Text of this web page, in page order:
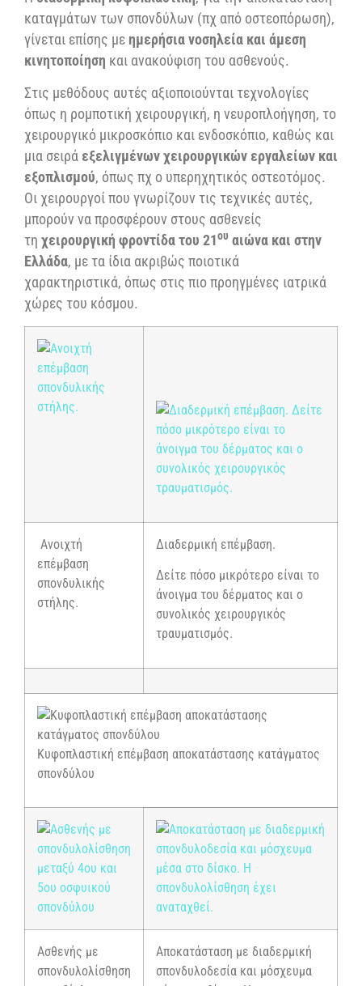
καταγμάτων των σπονδύλων (πχ από οστεοπόρωση),
γίνεται επίσης με ημερήσια νοσηλεία και άμεση
κινητοποίηση και ανακούφιση του ασθενούς.
Στις μεθόδους αυτές αξιοποιούνται τεχνολογίες
όπως η ρομποτική χειρουργική, η νευροπλοήγηση, το
χειρουργικό μικροσκόπιο και ενδοσκόπιο, καθώς και
μια σειρά εξελιγμένων χειρουργικών εργαλείων και
εξοπλισμού, όπως πχ ο υπερηχητικός οστεοτόμος.
Οι χειρουργοί που γνωρίζουν τις τεχνικές αυτές,
μπορούν να προσφέρουν στους ασθενείς
τη χειρουργική φροντίδα του 21ου αιώνα και στην
Ελλάδα, με τα ίδια ακριβώς ποιοτικά
χαρακτηριστικά, όπως στις πιο προηγμένες ιατρικά
χώρες του κόσμου.
Ανοιχτή
επέμβαση
σπονδυλικής
στήλης.
Διαδερμική επέμβαση.
Δείτε πόσο μικρότερο είναι το
άνοιγμα του δέρματος και ο
συνολικός χειρουργικός
τραυματισμός.
Κυφοπλαστική επέμβαση αποκατάστασης κατάγματος
σπονδύλου
Ασθενής με
σπονδυλολίσθηση
Αποκατάσταση με διαδερμική
σπονδυλοδεσία και μόσχευμα